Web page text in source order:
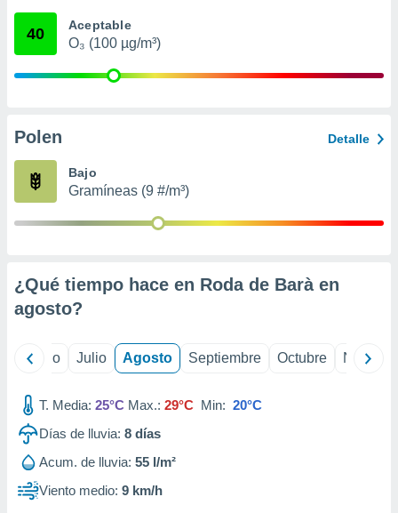
mediante
publicidad
de
40 Aceptable
O₃ (100 µg/m³)
Polen Detalle
Bajo
Gramíneas (9 #/m³)
¿Qué tiempo hace en Roda de Barà en
agosto?
Junio Julio Agosto Septiembre Octubre
T. Media: 25°C Max.: 29°C Min: 20°C
Días de lluvia: 8 días
Acum. de lluvia: 55 l/m²
Viento medio: 9 km/h